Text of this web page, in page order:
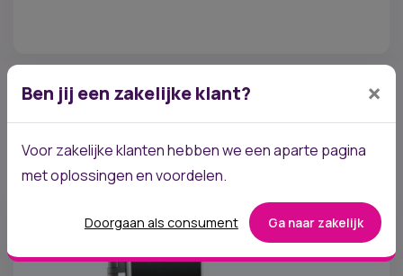
€162,00
Dynamisch bewegend staan
Mate onbalans instelbaar
Verlengt de staduur
Ben jij een zakelijke klant? ×
Voor zakelijke klanten hebben we een aparte pagina
met oplossingen en voordelen.
Doorgaan als consument Ga naar zakelijk